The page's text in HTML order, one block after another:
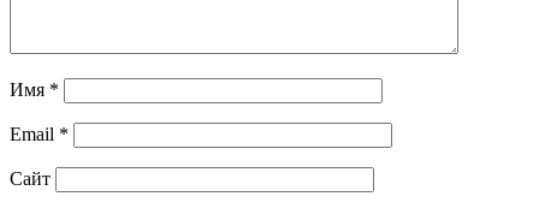
Имя *
Email *
Сайт